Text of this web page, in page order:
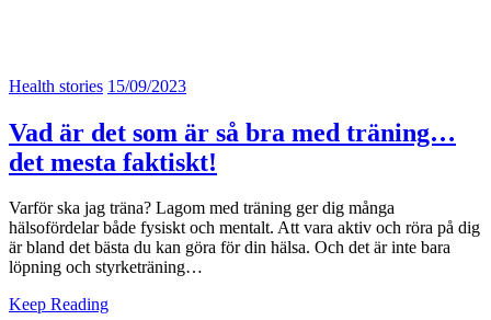
Health stories 15/09/2023
Vad är det som är så bra med träning…
det mesta faktiskt!
Varför ska jag träna? Lagom med träning ger dig många
hälsofördelar både fysiskt och mentalt. Att vara aktiv och röra på dig
är bland det bästa du kan göra för din hälsa. Och det är inte bara
löpning och styrketräning…
Keep Reading